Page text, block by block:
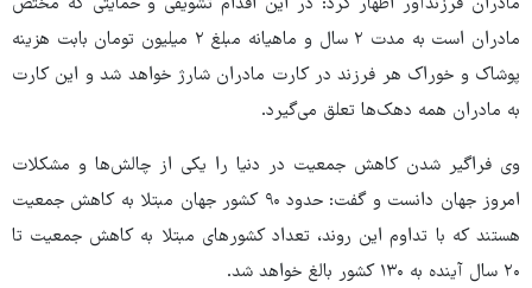
مادران است به مدت ۲ سال و ماهیانه مبلغ ۲ میلیون تومان بابت هزینه
پوشاک و خوراک هر فرزند در کارت مادران شارژ خواهد شد و این کارت
به مادران همه دهک‌ها تعلق می‌گیرد.
وی فراگیر شدن کاهش جمعیت در دنیا را یکی از چالش‌ها و مشکلات
امروز جهان دانست و گفت: حدود ۹۰ کشور جهان مبتلا به کاهش جمعیت
هستند که با تداوم این روند، تعداد کشورهای مبتلا به کاهش جمعیت تا
۲۰ سال آینده به ۱۳۰ کشور بالغ خواهد شد.